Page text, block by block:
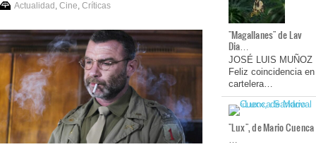
Actualidad Cine Críticas
"Magallanes" de Lav
Dia…
JOSÉ LUIS MUÑOZ
Feliz coincidencia en
cartelera…
"Lux", de Mario Cuenca
…